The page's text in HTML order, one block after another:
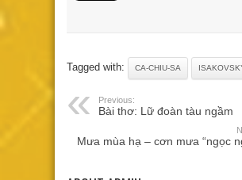
Tagged with: CA-CHIU-SA
Previous:
Bài thơ: Lữ đoàn tàu ngầm
Mưa mùa hạ – cơn mưa “ngọc